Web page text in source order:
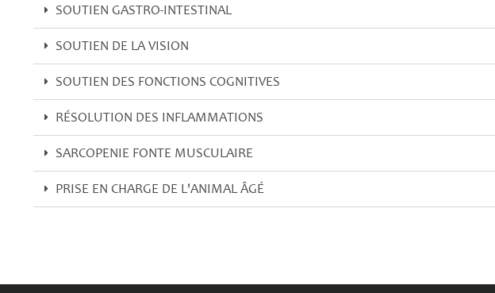
SOUTIEN GASTRO-INTESTINAL
SOUTIEN DE LA VISION
SOUTIEN DES FONCTIONS COGNITIVES
RÉSOLUTION DES INFLAMMATIONS
SARCOPENIE FONTE MUSCULAIRE
PRISE EN CHARGE DE L'ANIMAL ÂGÉ